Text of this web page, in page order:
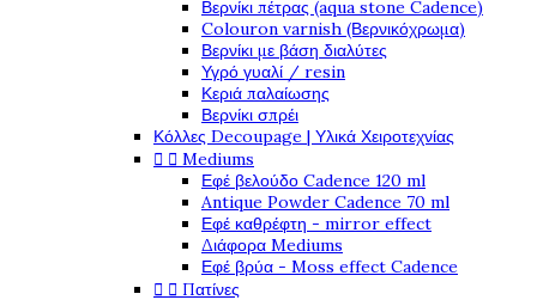
Βερνίκι πέτρας (aqua stone Cadence)
Colouron varnish (Βερνικόχρωμα)
Βερνίκι με βάση διαλύτες
Υγρό γυαλί / resin
Κεριά παλαίωσης
Βερνίκι σπρέι
Κόλλες Decoupage | Υλικά Χειροτεχνίας
  Mediums
Εφέ βελούδο Cadence 120 ml
Antique Powder Cadence 70 ml
Εφέ καθρέφτη - mirror effect
Διάφορα Mediums
Εφέ βρύα - Moss effect Cadence
  Πατίνες